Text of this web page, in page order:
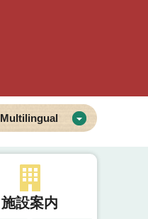
Multilingual
施設案内